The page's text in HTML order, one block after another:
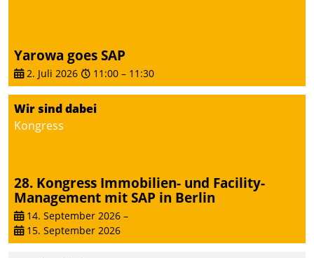
Yarowa goes SAP
2. Juli 2026 11:00 – 11:30
Wir sind dabei
Kongress
28. Kongress Immobilien- und Facility-
Management mit SAP in Berlin
14. September 2026 –
15. September 2026